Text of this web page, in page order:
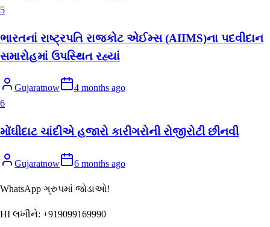
5
ભારતનાં રાષ્ટ્રપતિ રાજકોટ એઈમ્સ (AIIMS)ના પદવીદાન
સમારોહમાં ઉપસ્થિત રહ્યાં
Gujaratnow
4 months ago
6
મોંઘીદાટ ચાંદીએ હજારો કારીગરોની રોજીરોટી છીનવી
Gujaratnow 6 months ago
WhatsApp ગ્રુપમાં જોડાઓ!
HI લખીને: +919099169990